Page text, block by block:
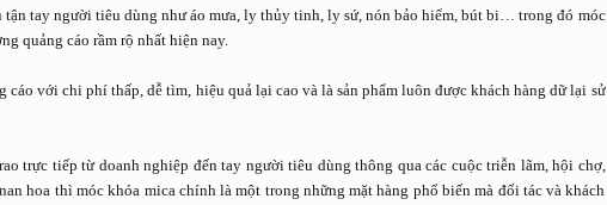
tận tay người tiêu dùng như áo mưa, ly thủy tinh, ly sứ, nón bảo hiểm, bút bi… trong đó móc
quảng cáo rầm rộ nhất hiện nay.
với chi phí thấp, dễ tìm, hiệu quả lại cao và là sản phẩm luôn được khách hàng dữ lại sử
trực tiếp từ doanh nghiệp đến tay người tiêu dùng thông qua các cuộc triễn lãm, hội chợ,
hoa thì móc khóa mica chính là một trong những mặt hàng phổ biến mà đối tác và khách